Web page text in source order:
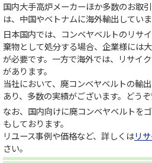
国内大手高炉メーカーほか多数のお取
は、中国やベトナムに海外輸出していま
日本国内では、コンベヤベルトのリサ
棄物として処分する場合、企業様には
が必要です。一方で海外では、リサイ
があります。
当社において、廃コンベヤベルトの輸
あり、多数の実績がございます。どう
なお、国内向けに廃コンベヤベルトを
もしております。
リユース事例や価格など、詳しくはリ
さい。